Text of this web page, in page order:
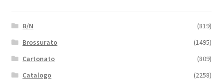
B/N
(819)
Brossurato
(1495)
Cartonato
(809)
Catalogo
(2258)